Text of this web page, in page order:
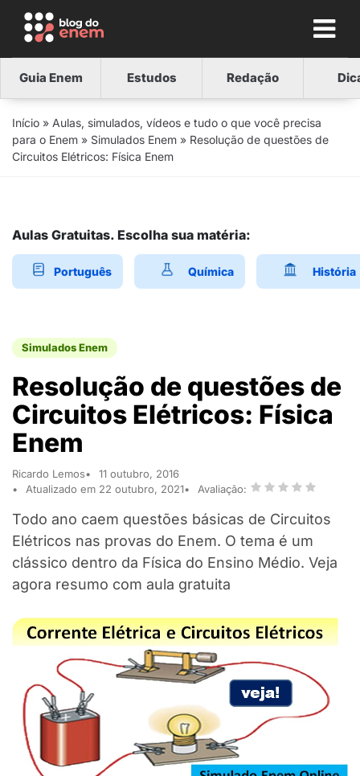
Guia Enem Estudos Redação
Início » Aulas, simulados, vídeos e tudo o que você precisa
para o Enem » Simulados Enem » Resolução de questões de
Circuitos Elétricos: Física Enem
Aulas Gratuitas. Escolha sua matéria:
Português Química História
Simulados Enem
Resolução de questões de
Circuitos Elétricos: Física
Enem
Ricardo Lemos
11 outubro, 2016
Atualizado em 22 outubro, 2021
Avaliação:
Todo ano caem questões básicas de Circuitos
Elétricos nas provas do Enem. O tema é um
clássico dentro da Física do Ensino Médio. Veja
agora resumo com aula gratuita